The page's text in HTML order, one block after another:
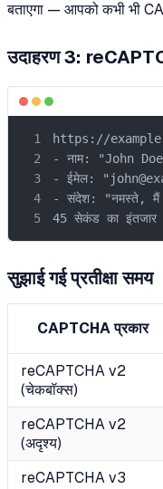
बताएगा — आपको कभी भी
उदाहरण 3:
https://
- नाम: "John
- ईमेल:
- संदेश: "नमस्ते, मैं
45 सेकंड का इंतजार
सुझाई गई प्रतीक्षा समय
CAPTCHA प्रकार
reCAPTCHA v2
(चेकबॉक्स)
reCAPTCHA v2
(अदृश्य)
reCAPTCHA v3